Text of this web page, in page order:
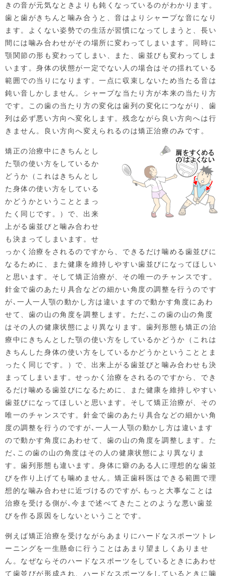
きの音が元気なときよりも鈍くなっているのがわかります。
歯と歯がきちんと噛み合うと、音はよりシャープな音になり
ます。よくない姿勢での生活が習慣になってしまうと、長い
間には噛み合わせがその場所に変わってしまいます。同時に
顎関節の形も変わってしまい、また、歯並びも変わってしま
います。身体の状態が一定でない人の場合はその揺れている
範囲での当りになります。一点に収束しないため当たる音は
鈍い音しかしません。シャープな当たり方が本来の当たり方
です。この歯の当たり方の変化は歯列の変化につながり、歯
列は必ず悪い方向へ変化します。残念ながら良い方向へは行
きません。良い方向へ変えられるのは矯正治療のみです。
矯正の治療中にきちんとし
た顎の使い方をしているか
どうか（これはきちんとし
た身体の使い方をしている
かどうかということとまっ
たく同じです。）で、出来
上がる歯並びと噛み合わせ
も決まってしまいます。せ
っかく治療をされるのですから、できるだけ噛める歯並びに
なるために、また健康を維持しやすい歯並びになってほしい
と思います。そして矯正治療が、その唯一のチャンスです。
針金で歯のあたり具合などの細かい角度の調整を行うのです
が､一人一人顎の動かし方は違いますので動かす角度にあわ
せて、歯の山の角度を調整します。ただ､この歯の山の角度
はその人の健康状態により異なります。歯列形態も矯正の治
療中にきちんとした顎の使い方をしているかどうか（これは
きちんした身体の使い方をしているかどうかということとま
ったく同じです。）で、出来上がる歯並びと噛み合わせも決
まってしまいます。せっかく治療をされるのですから、でき
るだけ噛める歯並びになるために、また健康を維持しやすい
歯並びになってほしいと思います。そして矯正治療が、その
唯一のチャンスです。針金で歯のあたり具合などの細かい角
度の調整を行うのですが､一人一人顎の動かし方は違います
ので動かす角度にあわせて、歯の山の角度を調整します。た
だ､この歯の山の角度はその人の健康状態により異なりま
す。歯列形態も違います。身体に癖のある人に理想的な歯並
びを作り上げても噛めません。矯正歯科医はできる範囲で理
想的な噛み合わせに近づけるのですが､もっと大事なことは
治療を受ける側が､今まで述べてきたことのような悪い歯並
びを作る原因をしないということです。
例えば矯正治療を受けながらあまりにハードなスポーツトレ
ーニングを一生懸命に行うことはあまり望ましくありませ
ん。なぜならそのハードなスポーツをしているときにあわせ
て歯並びが形成され、ハードなスポーツをしているときに噛